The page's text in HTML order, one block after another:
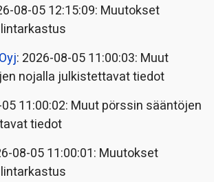
08-05 12:15:09: Muutokset
: 2026-08-05 11:00:03: Muut
nojalla julkistettavat tiedot
11:00:02: Muut pörssin sääntöjen
tiedot
08-05 11:00:01: Muutokset